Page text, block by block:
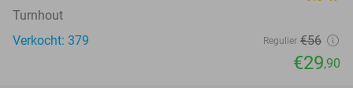
Turnhout
Verkocht: 379
Regulier €56
€29,90